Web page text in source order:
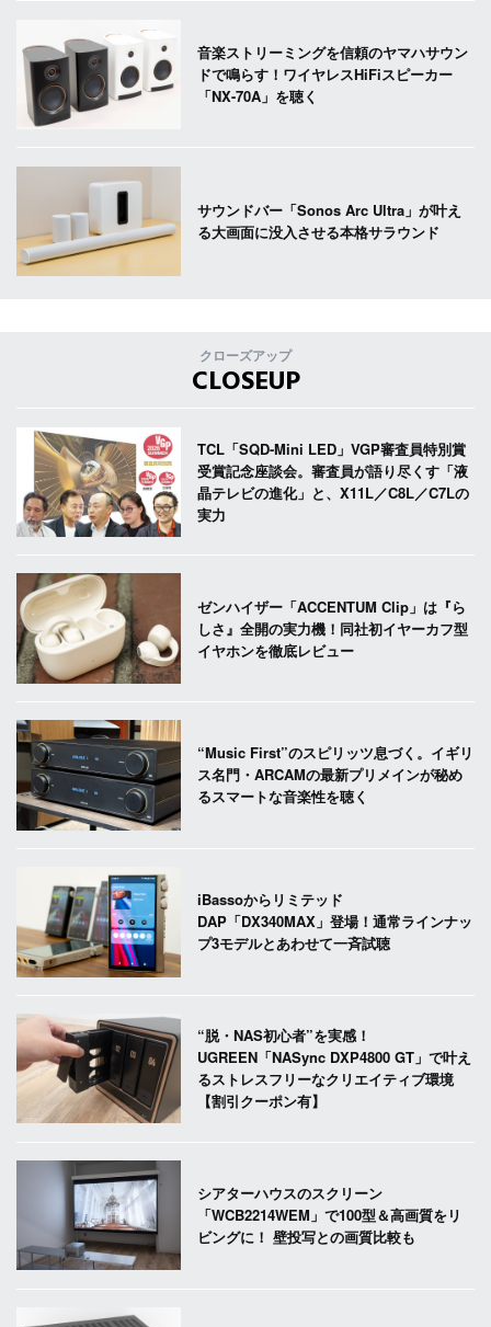
音楽ストリーミングを信頼のヤマハサウン
ドで鳴らす！ワイヤレスHiFiスピーカー
「NX-70A」を聴く
サウンドバー「Sonos Arc Ultra」が叶え
る大画面に没入させる本格サラウンド
クローズアップ
CLOSEUP
TCL「SQD-Mini LED」VGP審査員特別賞
受賞記念座談会。審査員が語り尽くす「液
晶テレビの進化」と、X11L／C8L／C7Lの
実力
ゼンハイザー「ACCENTUM Clip」は『ら
しさ』全開の実力機！同社初イヤーカフ型
イヤホンを徹底レビュー
“Music First”のスピリッツ息づく。イギリ
ス名門・ARCAMの最新プリメインが秘め
るスマートな音楽性を聴く
iBassoからリミテッド
DAP「DX340MAX」登場！通常ラインナッ
プ3モデルとあわせて一斉試聴
“脱・NAS初心者”を実感！
UGREEN「NASync DXP4800 GT」で叶え
るストレスフリーなクリエイティブ環境
【割引クーポン有】
シアターハウスのスクリーン
「WCB2214WEM」で100型＆高画質をリ
ビングに！ 壁投写との画質比較も